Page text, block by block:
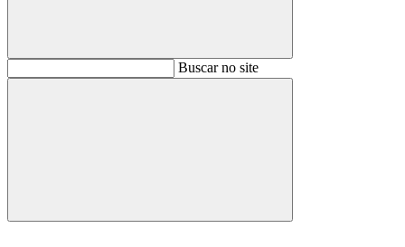
BuscarBuscar no site
Buscar